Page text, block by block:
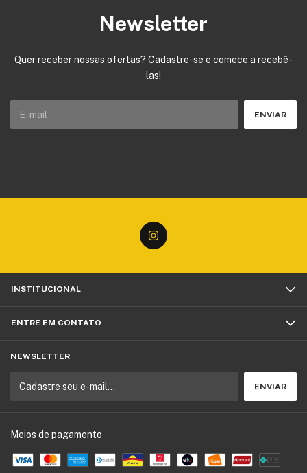
Newsletter
Quer receber nossas ofertas? Cadastre-se e comece a recebê-
las!
INSTITUCIONAL
ENTRE EM CONTATO
NEWSLETTER
Meios de pagamento